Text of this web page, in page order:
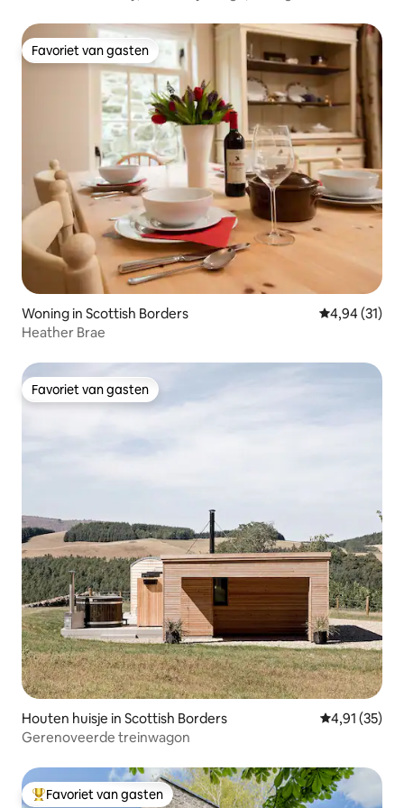
Favoriet van gasten
Favoriet van gasten
Woning in Scottish Borders Gemiddelde
4,94 (31)
Heather Brae
Favoriet van gasten
Favoriet van gasten
Houten huisje in Scottish Borders Gemiddelde
4,91 (35)
Gerenoveerde treinwagon
Topfavoriet van gasten
Favoriet van gasten